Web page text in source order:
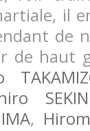
il
de
de haut
,